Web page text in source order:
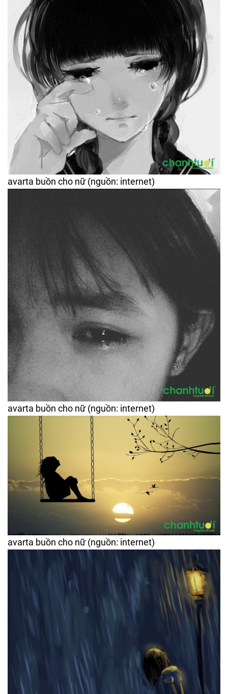
avarta buồn cho nữ (nguồn: internet)
avarta buồn cho nữ (nguồn: internet)
avarta buồn cho nữ (nguồn: internet)